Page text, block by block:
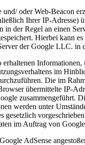
oder Web-Beacon
Ihrer IP-Adresse)
in der Regel an einen
Hierbei kann
der Google LLC. in
erhaltenen Informationen,
im
Die im
übermittelte IP-
zusammengeführt.
werden unter
gesetzlich
im Auftrag von
AdSense